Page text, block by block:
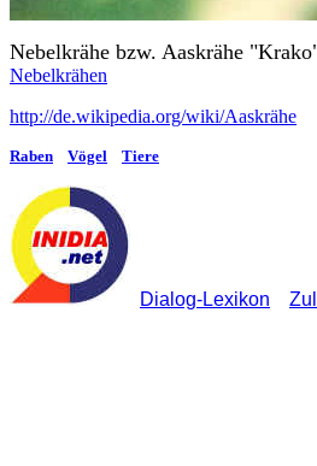
Nebelkrähe bzw. Aaskrähe
Nebelkrähen
http://de.wikipedia.org/wiki/Aaskrähe
Raben Vögel Tiere
Dialog-Lexikon